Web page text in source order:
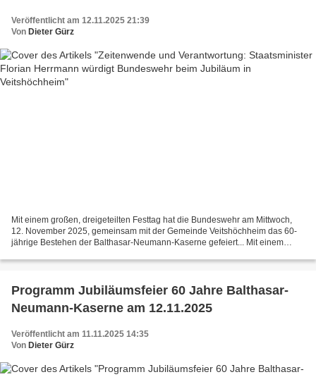
Veröffentlicht am 12.11.2025 21:39
Von Dieter Gürz
Mit einem großen, dreigeteilten Festtag hat die Bundeswehr am Mittwoch,
12. November 2025, gemeinsam mit der Gemeinde Veitshöchheim das 60-
jährige Bestehen der Balthasar-Neumann-Kaserne gefeiert... Mit einem
Programm Jubiläumsfeier 60 Jahre Balthasar-
Neumann-Kaserne am 12.11.2025
Veröffentlicht am 11.11.2025 14:35
Von Dieter Gürz